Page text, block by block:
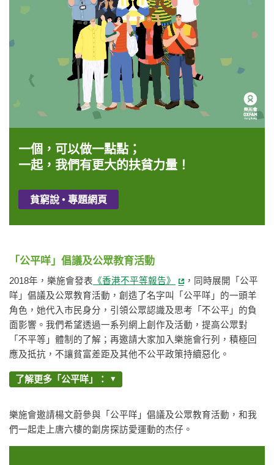
一個，可以做一點點；
一起，我們有更大的扶貧力量！
貧窮說 • 專題網頁
「 公平咩」倡議及公眾教育活動
2018年，樂施會發表 《香港不平等報告》
，同時展開「公平
咩」倡議及公眾教育活動，創造了名字叫「公平咩」的一頭羊
角色，她代入市民身分，引領公眾認識及思考「不公平」的負
面影響。我們希望透過一系列網上創作及活動，提高公眾對
「不平等」體制的了解；再邀請大家加入樂施會行列，積極回
應及抵抗，不讓貧富差距及其他不公平政策持續惡化。
了解更多「公平咩」：
樂施會邀請楊文蔚參與「公平咩」倡議及公眾教育活動，和我
們一起走上唐六樓的劏房探訪愛運動的杰仔。